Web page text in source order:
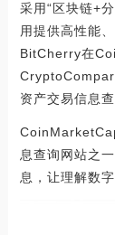
采用“区块链+
用提供高性能
BitCherry在
资产交易信息
息查询网站之
息，让理解数